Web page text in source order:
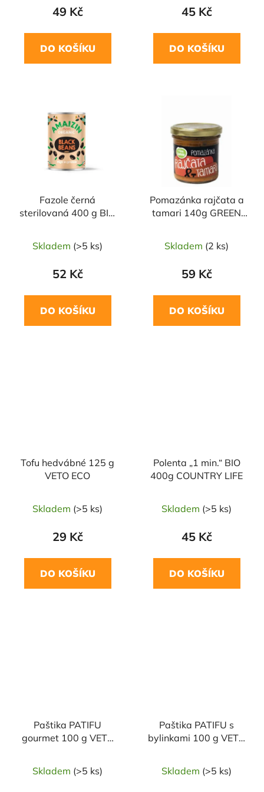
49 Kč
DO KOŠÍKU
45 Kč
DO KOŠÍKU
Fazole černá
sterilovaná 400 g BIO
Skladem (>5 ks)
52 Kč
DO KOŠÍKU
Pomazánka rajčata a
tamari 140g GREEN
Skladem (2 ks)
59 Kč
DO KOŠÍKU
Tofu hedvábné 125 g
VETO ECO
Skladem (>5 ks)
29 Kč
DO KOŠÍKU
Polenta „1 min.“ BIO
400g COUNTRY LIFE
Skladem (>5 ks)
45 Kč
DO KOŠÍKU
Paštika PATIFU
gourmet 100 g VETO
Skladem (>5 ks)
Paštika PATIFU s
bylinkami 100 g VETO
Skladem (>5 ks)